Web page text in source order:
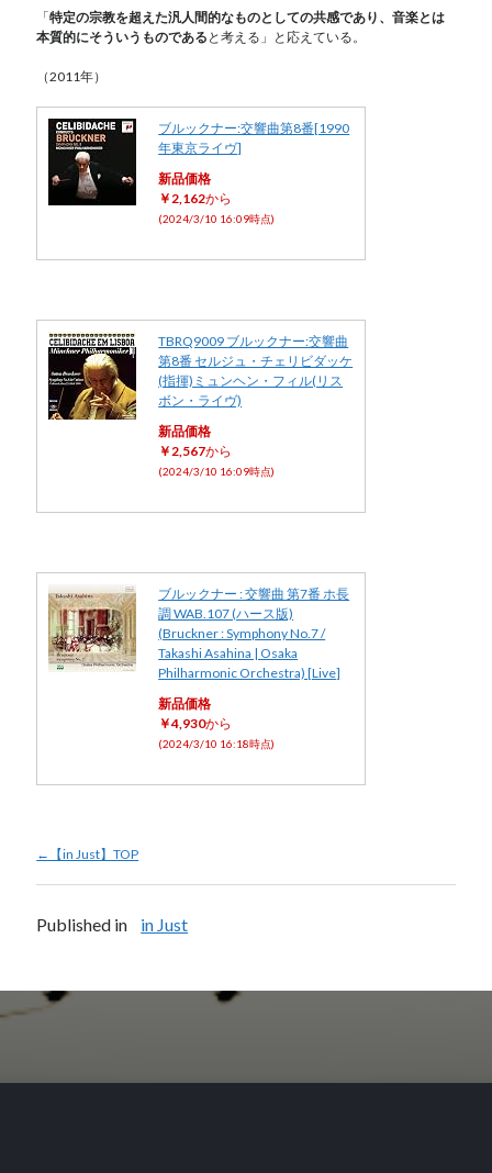
「特定の宗教を超えた汎人間的なものとしての共感であり、音楽とは
本質的にそういうものである と考える」と応えている。
（2011年）
ブルックナー:交響曲第8番[1990
年東京ライヴ]
新品価格
￥2,162から
(2024/3/10 16:09時点)
TBRQ9009 ブルックナー:交響曲
第8番 セルジュ・チェリビダッケ
(指揮)ミュンヘン・フィル(リス
ボン・ライヴ)
新品価格
￥2,567から
(2024/3/10 16:09時点)
ブルックナー : 交響曲 第7番 ホ長
調 WAB.107 (ハース版)
(Bruckner : Symphony No.7 /
Takashi Asahina | Osaka
Philharmonic Orchestra) [Live]
新品価格
￥4,930から
(2024/3/10 16:18時点)
←【in Just】TOP
Published in in Just